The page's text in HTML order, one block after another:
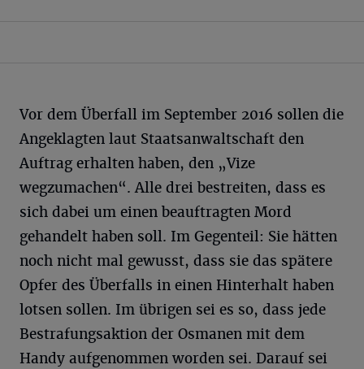
Vor dem Überfall im September 2016 sollen die
Angeklagten laut Staatsanwaltschaft den
Auftrag erhalten haben, den „Vize
wegzumachen“. Alle drei bestreiten, dass es
sich dabei um einen beauftragten Mord
gehandelt haben soll. Im Gegenteil: Sie hätten
noch nicht mal gewusst, dass sie das spätere
Opfer des Überfalls in einen Hinterhalt haben
lotsen sollen. Im übrigen sei es so, dass jede
Bestrafungsaktion der Osmanen mit dem
Handy aufgenommen worden sei. Darauf sei